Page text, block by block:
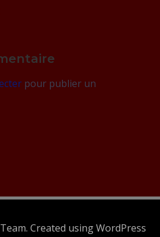
pour publier un
Created using WordPress